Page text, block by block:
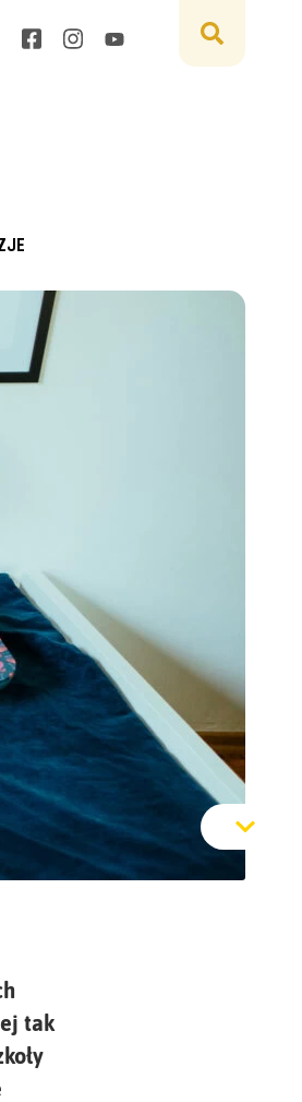
tak